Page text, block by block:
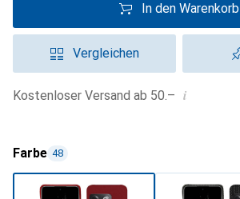
In den Warenkorb
Vergleichen
Kostenloser Versand ab 50.– i
Farbe 48